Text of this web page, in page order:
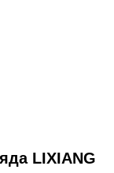
LIXIANG